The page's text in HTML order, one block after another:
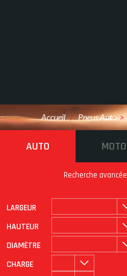
Accueil / Pneus Auto >
AUTO MOTO
Recherche avancée
LARGEUR
HAUTEUR
DIAMÈTRE
CHARGE